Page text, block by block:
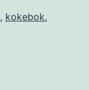
, kokebok,